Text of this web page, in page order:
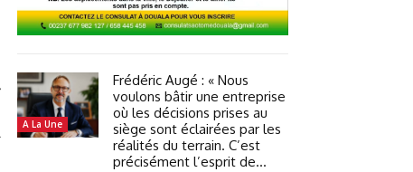
A La Une
Frédéric Augé : « Nous
voulons bâtir une entreprise
où les décisions prises au
siège sont éclairées par les
réalités du terrain. C’est
précisément l’esprit de...